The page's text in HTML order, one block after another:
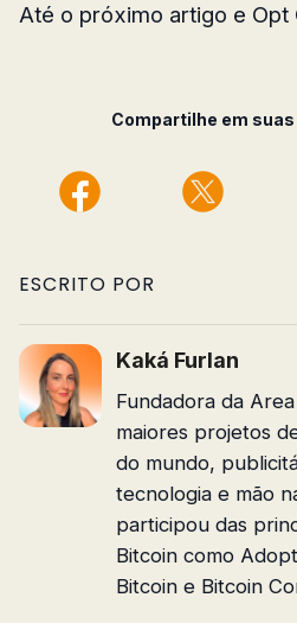
Até o próximo artigo e Opt
Compartilhe em
ESCRITO POR
Kaká Furlan
Fundadora da
maiores projetos
do mundo,
tecnologia e mão
participou das
Bitcoin como
Bitcoin e Bitcoin